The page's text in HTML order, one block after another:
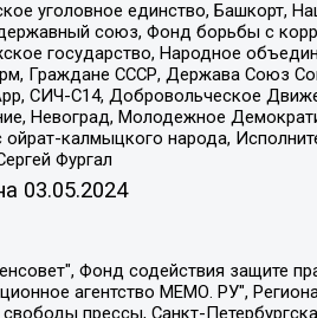
уголовное единство, Башкорт,
союз, Фонд борьбы с
государство, Народное
Граждане СССР, Держава Союз
СИЧ-С14, Добровольческое
Невоград, Молодежное
калмыцкого народа,
Фургал
03.05.2024
"Вега 2021", Общество с ограниченной ответственностью "Главный редактор 2021", Общество с ограниченной ответственностью "Ромашки монолит", Важенков Артем Валерьевич, Ивановская областная общественная организация "Центр гендерных исследований", Гурман Юрий Альбертович, Медиапроект "ОВД-Инфо", Егоров Владимир Владимирович, Жилинский Владимир Александрович, Общество с ограниченной ответственностью "ЗП", Иванова София Юрьевна, Карезина Инна Павловна, Кильтау Екатерина Викторовна, Петров Алексей Викторович, Пискунов Сергей Евгеньевич, Смирнов Сергей Сергеевич, Тихонов Михаил Сергеевич, Общество с ограниченной ответственностью "ЖУРНАЛИСТ-ИНОСТРАННЫЙ АГЕНТ", Арапова Галина Юрьевна, Вольтская Татьяна Анатольевна, Американская компания "Mason G.E.S. Anonymous Foundation" (США), являющаяся владельцем интернет-издания https://mnews.world/, Компания "Stichting Bellingcat", зарегистрированная в Нидерландах (дата регистрации 11.07.2018), Захаров Андрей Вячеславович, Клепиковская Екатерина Дмитриевна, Общество с ограниченной ответственностью "МЕМО", Перл Роман Александрович, Симонов Евгений Алексеевич, Соловьева Елена Анатольевна, Сотников Даниил Владимирович, Сурначева Елизавета Дмитриевна, Автономная некоммерческая организация по защите прав человека и информированию населения "Якутия – Наше Мнение", Общество с ограниченной ответственностью "Москоу диджитал медиа", с 26.01.2023 Общество с ограниченной ответственностью "Чайка Белые сады", Ветошкина Валерия Валерьевна, Заговора Максим Александрович, Межрегиональное общественное движение "Российская ЛГБТ - сеть", Оленичев Максим Владимирович, Павлов Иван Юрьевич, Скворцова Елена Сергеевна, Общество с ограниченной ответственностью "Как бы инагент", Кочетков Игорь Викторович, Общество с ограниченной ответственностью "Честные выборы", Еланчик Олег Александрович, Общество с ограниченной ответственностью "Нобелевский призыв", Гималова Регина Эмилевна, Григорьев Андрей Валерьевич, Григорьева Алина Александровна, Ассоциация по содействию защите прав призывников, альтернативнослужащих и военнослужащих